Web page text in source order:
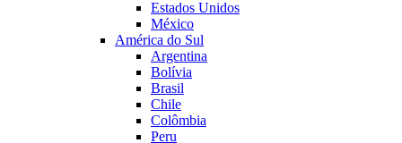
Estados Unidos
México
América do Sul
Argentina
Bolívia
Brasil
Chile
Colômbia
Peru